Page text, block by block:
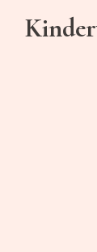
Fußzeile